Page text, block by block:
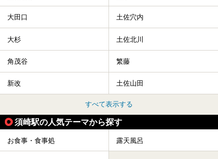
大田口 土佐穴内
大杉 土佐北川
角茂谷 繁藤
新改 土佐山田
すべて表示する
須崎駅の人気テーマから探す
お食事・食事処 露天風呂